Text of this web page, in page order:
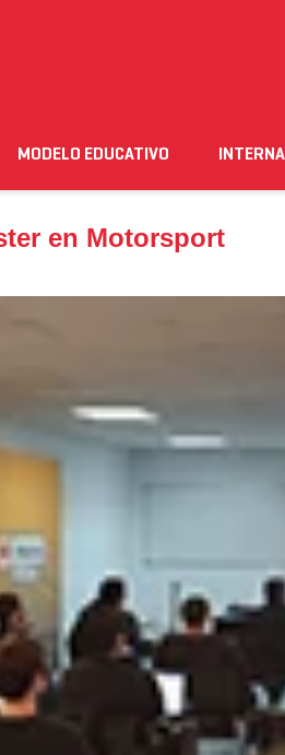
Empleo Estudiante
MODELO EDUCATIVO
en Motorsport